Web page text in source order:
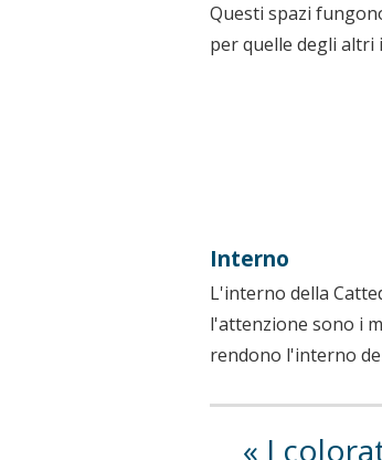
Questi spazi
per quelle degli altri
Interno
L'interno della
l'attenzione sono i
rendono l'interno
I